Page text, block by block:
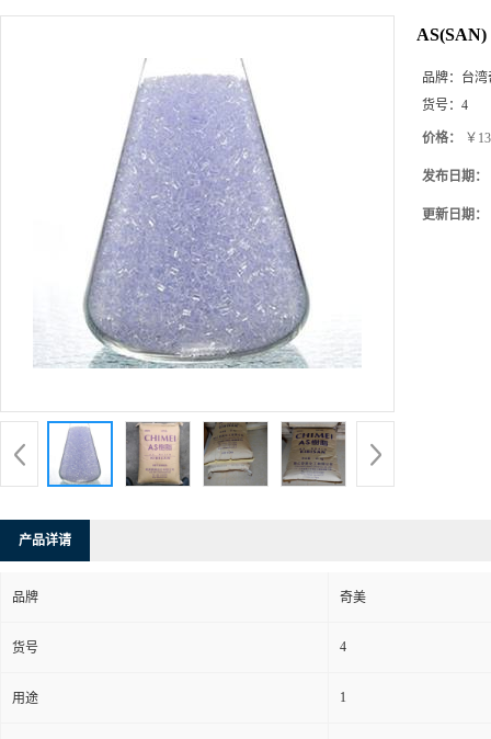
品牌： 台湾
货号： 4
价格： ￥
发布日期：
更新日期：
产品详请
品牌 奇美
货号 4
用途 1